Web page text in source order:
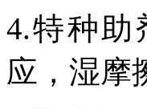
4.特种助
应，湿摩